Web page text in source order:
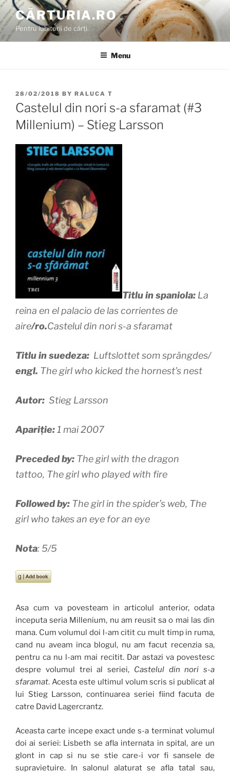
Skip
to
content
CĂRTURIA.RO
Pentru iubitorii de cărți.
Menu
POSTED
ON
28/02/2018 BY RALUCA T
Castelul din nori s-a sfaramat (#3
Millenium) – Stieg Larsson
Titlu in spaniola: La
reina en el palacio de las corrientes de
aire/ro.Castelul din nori s-a sfaramat
Titlu in suedeza: Luftslottet som sprängdes/
engl. The girl who kicked the hornest’s nest
Autor: Stieg Larsson
Apariție:1 mai 2007
Preceded by: The girl with the dragon
tattoo, The girl who played with fire
Followed by: The girl in the spider’s web, The
girl who takes an eye for an eye
Nota: 5/5
Asa cum va povesteam in articolul anterior, odata
inceputa seria Millenium, nu am reusit sa o mai las din
mana. Cum volumul doi l-am citit cu mult timp in ruma,
cand nu aveam inca blogul, nu am facut recenzia sa,
pentru ca nu l-am mai recitit. Dar astazi va povestesc
despre volumul trei al seriei, Castelul din nori s-a
sfaramat. Acesta este ultimul volum scris si publicat al
lui Stieg Larsson, continuarea seriei fiind facuta de
catre David Lagercrantz.
Aceasta carte incepe exact unde s-a terminat volumul
doi ai seriei: Lisbeth se afla internata in spital, are un
glont in cap si nu se stie care-i vor fi sansele de
supravietuire. In salonul alaturat se afla tatal sau,